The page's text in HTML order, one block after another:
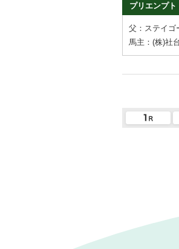
プリエンプト
父：ステイゴ
馬主：(株)社